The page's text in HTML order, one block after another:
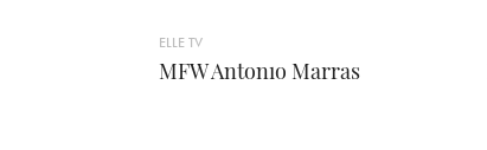
ELLE TV
MFW Antonıo Marras